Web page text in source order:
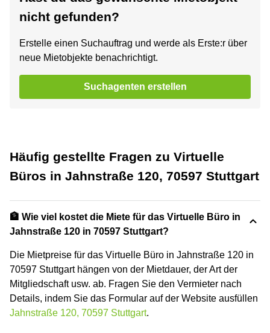
nicht gefunden?
Erstelle einen Suchauftrag und werde als Erste:r über
neue Mietobjekte benachrichtigt.
Suchagenten erstellen
Häufig gestellte Fragen zu Virtuelle
Büros in Jahnstraße 120, 70597 Stuttgart
🏦 Wie viel kostet die Miete für das Virtuelle Büro in
Jahnstraße 120 in 70597 Stuttgart?
Die Mietpreise für das Virtuelle Büro in Jahnstraße 120 in
70597 Stuttgart hängen von der Mietdauer, der Art der
Mitgliedschaft usw. ab. Fragen Sie den Vermieter nach
Details, indem Sie das Formular auf der Website ausfüllen
Jahnstraße 120, 70597 Stuttgart.